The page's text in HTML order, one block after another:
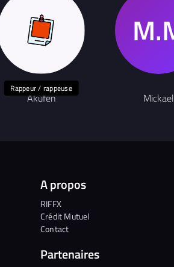
Rappeur / rappeuse
Akufen Mickael
A propos
RIFFX
Crédit Mutuel
Contact
Partenaires